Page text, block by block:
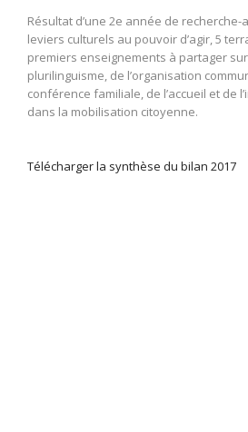
Résultat d’une 2e année de
leviers culturels au pouvoir d’agir, 5
premiers enseignements à partager
plurilinguisme, de l’organisation
conférence familiale, de l’accueil et de
dans la mobilisation citoyenne.
Télécharger la synthèse du bilan 2017